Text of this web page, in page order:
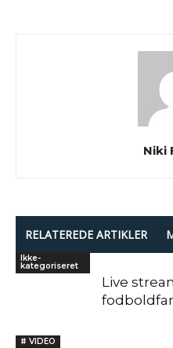
Niki
RELATEREDE ARTIKLER
Ikke-
kategoriseret
Live
# VIDEO